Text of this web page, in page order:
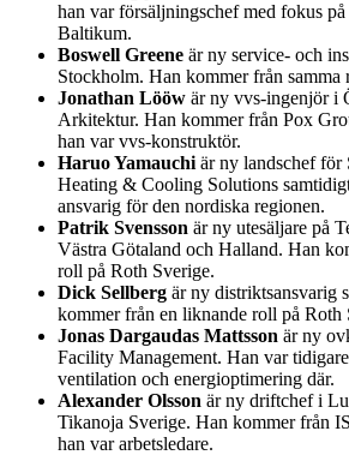
han var försäljningschef med fokus
Baltikum.
Boswell Greene är ny service- och
Stockholm. Han kommer från samma
Jonathan Lööw är ny vvs-ingenjör i
Arkitektur. Han kommer från Pox
han var vvs-konstruktör.
Haruo Yamauchi är ny landschef för
Heating & Cooling Solutions
ansvarig för den nordiska regionen.
Patrik Svensson är ny utesäljare på
Västra Götaland och Halland. Han
roll på Roth Sverige.
Dick Sellberg är ny distriktsansvarig
kommer från en liknande roll på Roth
Jonas Dargaudas Mattsson är ny
Facility Management. Han var
ventilation och energioptimering där.
Alexander Olsson är ny driftchef i
Tikanoja Sverige. Han kommer från
han var arbetsledare.